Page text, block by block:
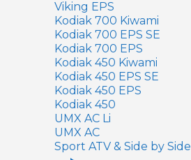
Viking EPS
Kodiak 700 Kiwami
Kodiak 700 EPS SE
Kodiak 700 EPS
Kodiak 450 Kiwami
Kodiak 450 EPS SE
Kodiak 450 EPS
Kodiak 450
UMX AC Li
UMX AC
Sport ATV & Side by Side